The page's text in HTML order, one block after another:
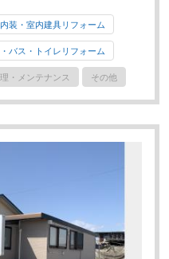
内装・室内建具リフォーム
バス・トイレリフォーム
・メンテナンス その他